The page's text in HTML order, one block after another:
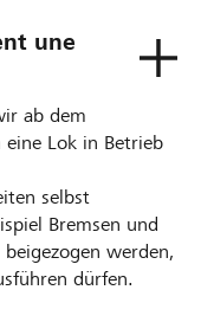
une
ab dem
Lok in Betrieb
selbst
Bremsen und
werden,
dürfen.